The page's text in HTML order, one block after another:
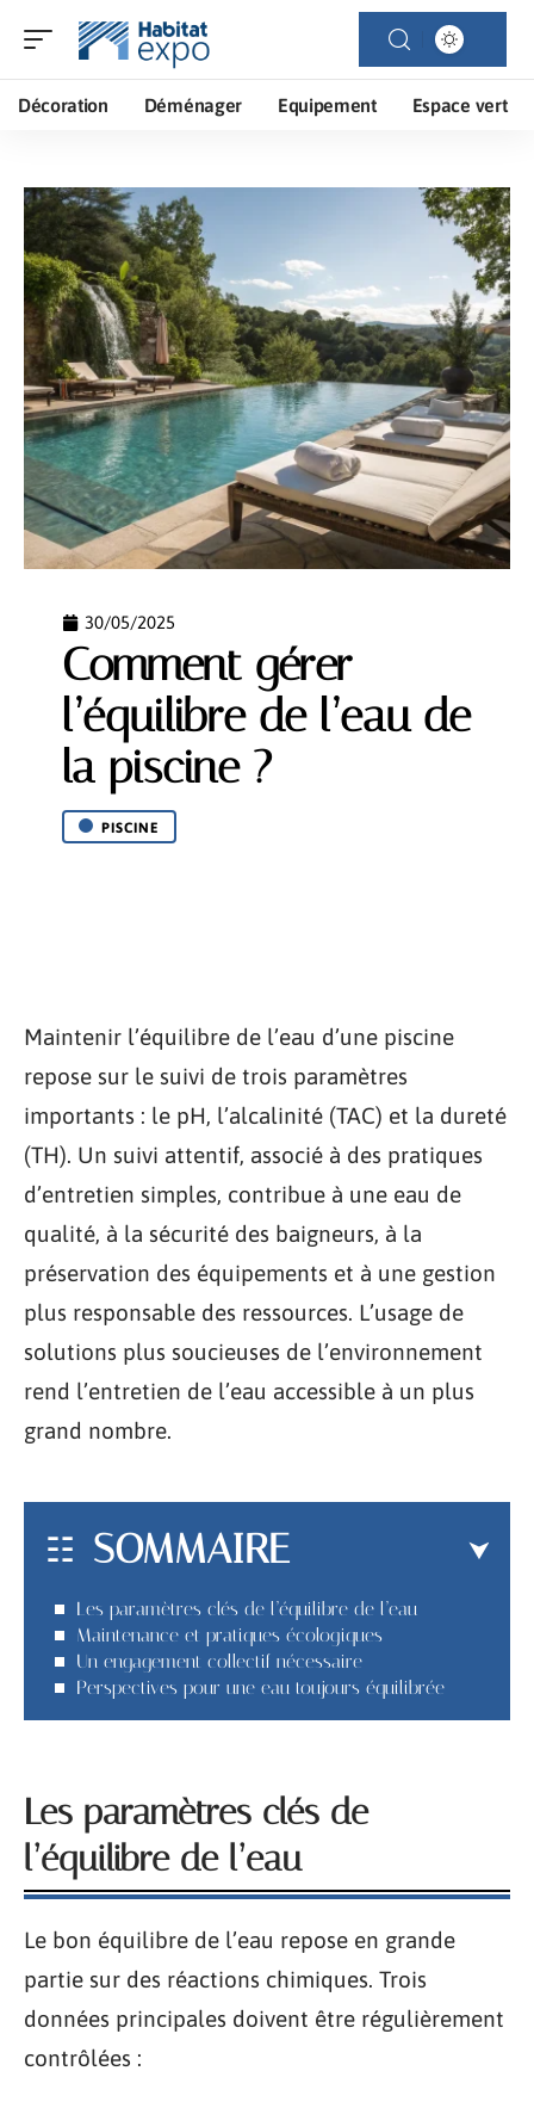
Décoration Déménager Equipement Espace vert
30/05/2025
Comment gérer
l’équilibre de l’eau de
la piscine ?
PISCINE
Maintenir l’équilibre de l’eau d’une piscine
repose sur le suivi de trois paramètres
importants : le pH, l’alcalinité (TAC) et la dureté
(TH). Un suivi attentif, associé à des pratiques
d’entretien simples, contribue à une eau de
qualité, à la sécurité des baigneurs, à la
préservation des équipements et à une gestion
plus responsable des ressources. L’usage de
solutions plus soucieuses de l’environnement
rend l’entretien de l’eau accessible à un plus
grand nombre.
SOMMAIRE
Les paramètres clés de l’équilibre de l’eau
Maintenance et pratiques écologiques
Un engagement collectif nécessaire
Perspectives pour une eau toujours équilibrée
Les paramètres clés de
l’équilibre de l’eau
Le bon équilibre de l’eau repose en grande
partie sur des réactions chimiques. Trois
données principales doivent être régulièrement
contrôlées :